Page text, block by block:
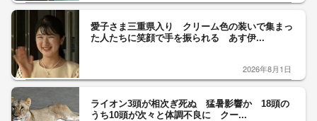
愛子さま三重県入り クリーム色の装いで集まっ
た人たちに笑顔で手を振られる あす伊...
2026年8月1日
ライオン3頭が相次ぎ死ぬ 猛暑影響か 18頭の
うち10頭が次々と体調不良に クー...